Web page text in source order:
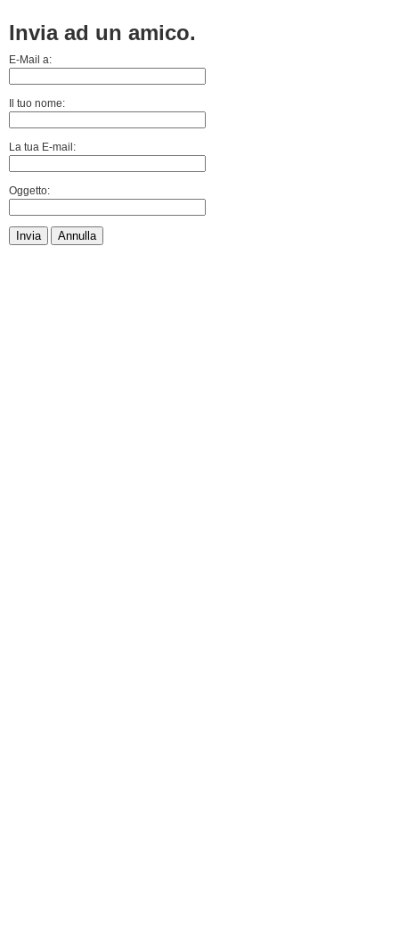
Invia ad un amico.
E-Mail a:
Il tuo nome:
La tua E-mail:
Oggetto:
Invia Annulla